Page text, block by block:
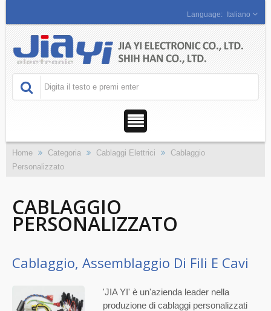
Italiano
Home Categoria Cablaggi Elettrici
Cablaggio
Personalizzato
CABLAGGIO
PERSONALIZZATO
Cablaggio, Assemblaggio Di Fili E Cavi
'JIA YI' è un'azienda leader nella
produzione di cablaggi personalizzati